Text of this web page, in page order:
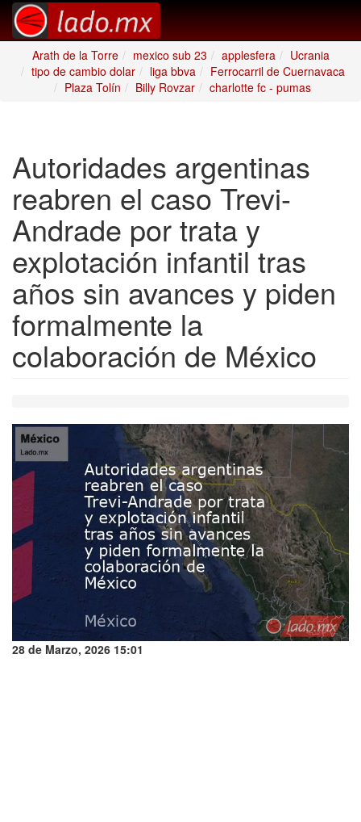
Arath de la Torre mexico sub 23 applesfera
Ucrania
tipo de cambio dolar
liga bbva
Ferrocarril de Cuernavaca
Plaza Tolín
Billy Rovzar charlotte fc - pumas
Autoridades argentinas
reabren el caso Trevi-
Andrade por trata y
explotación infantil tras
años sin avances y piden
formalmente la
colaboración de México
28 de Marzo, 2026 15:01